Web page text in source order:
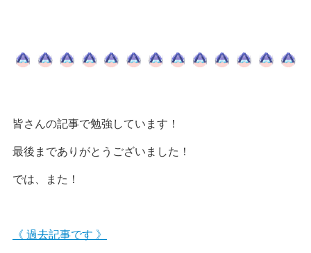
皆さんの記事で勉強しています！
最後までありがとうございました！
では、また！
《 過去記事です 》